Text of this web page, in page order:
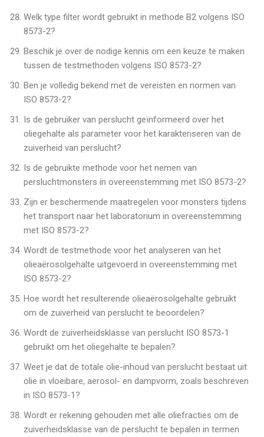
Welk type filter wordt gebruikt in methode B2 volgens ISO
8573-2?
Beschik je over de nodige kennis om een keuze te maken
tussen de testmethoden volgens ISO 8573-2?
Ben je volledig bekend met de vereisten en normen van
ISO 8573-2?
Is de gebruiker van perslucht geïnformeerd over het
oliegehalte als parameter voor het karakteriseren van de
zuiverheid van perslucht?
Is de gebruikte methode voor het nemen van
persluchtmonsters in overeenstemming met ISO 8573-2?
Zijn er beschermende maatregelen voor monsters tijdens
het transport naar het laboratorium in overeenstemming
met ISO 8573-2?
Wordt de testmethode voor het analyseren van het
olieaërosolgehalte uitgevoerd in overeenstemming met
ISO 8573-2?
Hoe wordt het resulterende olieaërosolgehalte gebruikt
om de zuiverheid van perslucht te beoordelen?
Wordt de zuiverheidsklasse van perslucht ISO 8573-1
gebruikt om het oliegehalte te bepalen?
Weet je dat de totale olie-inhoud van perslucht bestaat uit
olie in vloeibare, aerosol- en dampvorm, zoals beschreven
in ISO 8573-1?
Wordt er rekening gehouden met alle oliefracties om de
zuiverheidsklasse van de perslucht te bepalen in termen